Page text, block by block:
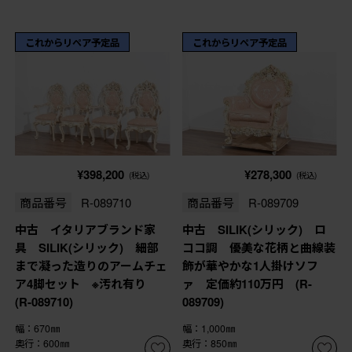
これからリペア予定品
¥398,200 (税込)
商品番号 R-089710
中古 イタリアブランド家
具 SILIK(シリック) 細部
まで凝った造りのアームチェ
ア4脚セット ※汚れ有り
(R-089710)
幅：670㎜
奥行：600㎜
これからリペア予定品
¥278,300 (税込)
商品番号 R-089709
中古 SILIK(シリック) ロ
ココ調 優美な花柄と曲線装
飾が華やかな1人掛けソフ
ァ 定価約110万円 (R-
089709)
幅：1,000㎜
奥行：850㎜